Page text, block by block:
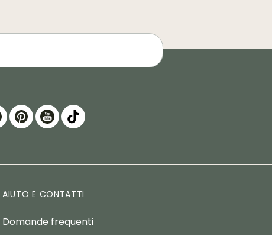
AIUTO E CONTATTI
Domande frequenti